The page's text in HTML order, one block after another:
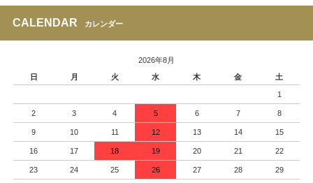
CALENDAR カレンダー
2026年8月
日
月 火 水 木 金 土
1
2 3 4 5 6 7 8
9 10 11 12 13 14 15
16 17 18 19 20 21 22
23 24 25 26 27 28 29